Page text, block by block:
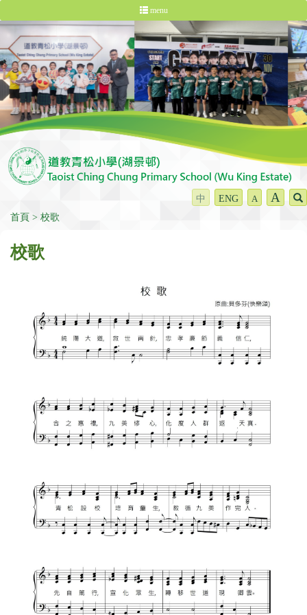
menu
中 ENG A A
首頁 校歌
校歌